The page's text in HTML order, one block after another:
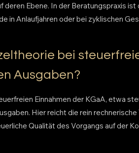
deren Ebene. In der Beratungspraxis
in Anlaufjahren oder bei zyklischen
bei
Ausgaben?
Einnahmen der KGaA, etwa
Hier reicht die rein
Qualität des Vorgangs auf der